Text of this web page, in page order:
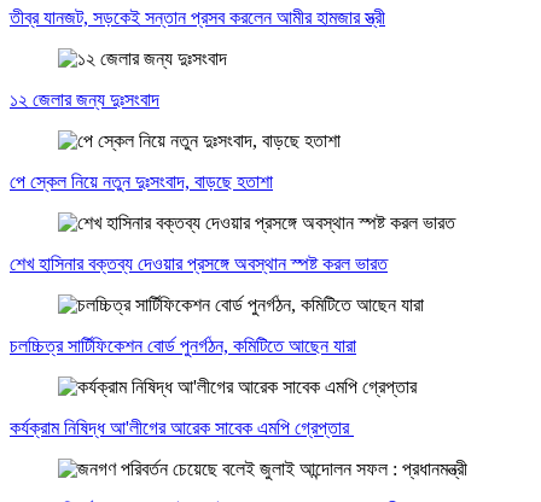
তীব্র যানজট, সড়কেই সন্তান প্রসব করলেন আমীর হামজার স্ত্রী
১২ জেলার জন্য দুঃসংবাদ
পে স্কেল নিয়ে নতুন দুঃসংবাদ, বাড়ছে হতাশা
শেখ হাসিনার বক্তব্য দেওয়ার প্রসঙ্গে অবস্থান স্পষ্ট করল ভারত
চলচ্চিত্র সার্টিফিকেশন বোর্ড পুনর্গঠন, কমিটিতে আছেন যারা
কর্যক্রাম নিষিদ্ধ আ'লীগের আরেক সাবেক এমপি গ্রেপ্তার